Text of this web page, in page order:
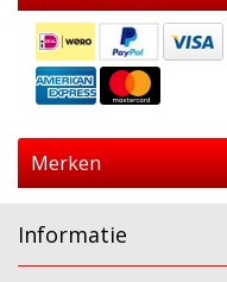
Merken
Informatie